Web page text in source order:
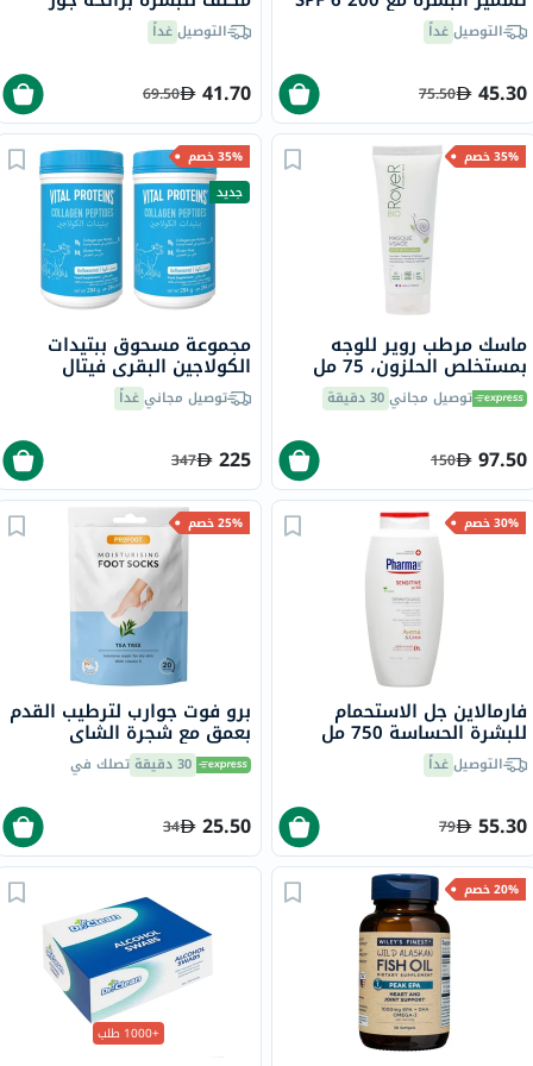
ملالتوصيلغداً
45.30
75.50
الهند، 200 مل
التوصيلغداً
41.70
69.50
35% خصم
ماسك مرطب روير للوجه
بمستخلص الحلزون، 75 مل
توصيل مجاني30 دقيقة
97.50
150
35% خصم
جديد
مجموعة مسحوق ببتيدات
الكولاجين البقري فيتال
بروتينز - 2 × 284 جرام
توصيل مجانيغداً
225
347
30% خصم
فارمالاين جل الاستحمام
للبشرة الحساسة 750 مل
التوصيلغداً
55.30
79
25% خصم
برو فوت جوارب لترطيب القدم
بعمق مع شجرة الشاي
وفيتامين E لإصلاح البشرة
الجافة،حزمه من زوج واحد
30 دقيقة تصلك في
25.50
34
20% خصم
+1000 طلب